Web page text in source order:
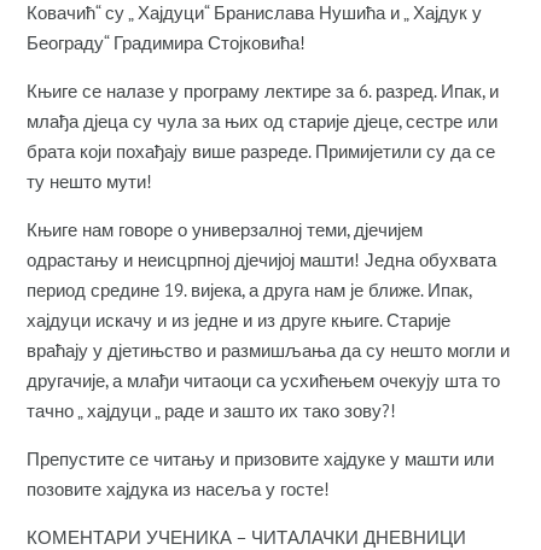
Ковачић“ су „ Хајдуци“ Бранислава Нушића и „ Хајдук у
Београду“ Градимира Стојковића!
Књиге се налазе у програму лектире за 6. разред. Ипак, и
млађа дјеца су чула за њих од старије дјеце, сестре или
брата који похађају више разреде. Примијетили су да се
ту нешто мути!
Књиге нам говоре о универзалној теми, дјечијем
одрастању и неисцрпној дјечијој машти! Једна обухвата
период средине 19. вијека, а друга нам је ближе. Ипак,
хајдуци искачу и из једне и из друге књиге. Старије
враћају у дјетињство и размишљања да су нешто могли и
другачије, а млађи читаоци са усхићењем очекују шта то
тачно „ хајдуци „ раде и зашто их тако зову?!
Препустите се читању и призовите хајдуке у машти или
позовите хајдука из насеља у госте!
КОМЕНТАРИ УЧЕНИКА – ЧИТАЛАЧКИ ДНЕВНИЦИ